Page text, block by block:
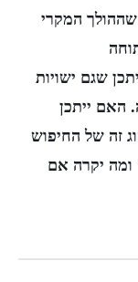
המקרי
שגם ישויות
האם ייתכן
זה של החיפוש
ומה יקרה אם